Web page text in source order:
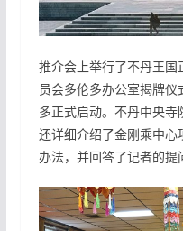
推介会上举行了不丹王
员会多伦多办公室揭牌
多正式启动。不丹中央
还详细介绍了金刚乘中
办法，并回答了记者的提